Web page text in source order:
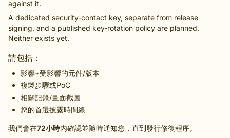
against it.
A dedicated security-contact key, separate from release
signing, and a published key-rotation policy are planned.
Neither exists yet.
請包括：
影響+受影響的元件/版本
複製步驟或PoC
相關記錄/畫面截圖
您的首選披露時間線
我們會在72小時內確認並隨時通知您，直到發行修復程序。